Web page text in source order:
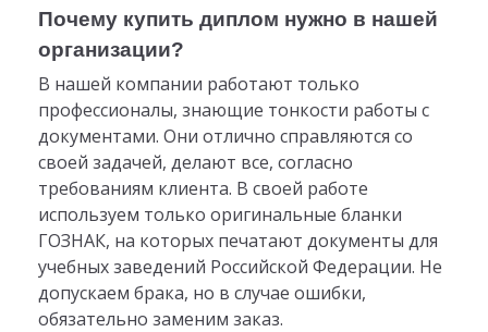
Почему купить диплом нужно в нашей
организации?
В нашей компании работают только
профессионалы, знающие тонкости работы с
документами. Они отлично справляются со
своей задачей, делают все, согласно
требованиям клиента. В своей работе
используем только оригинальные бланки
ГОЗНАК, на которых печатают документы для
учебных заведений Российской Федерации. Не
допускаем брака, но в случае ошибки,
обязательно заменим заказ.